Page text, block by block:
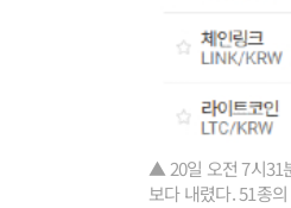
▲ 20일 오전 7시31
보다 내렸다. 51종